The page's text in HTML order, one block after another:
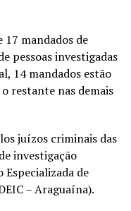
mandados de
pessoas investigadas
14 mandados estão
restante nas demais
juízos criminais das
investigação
de
– Araguaína).